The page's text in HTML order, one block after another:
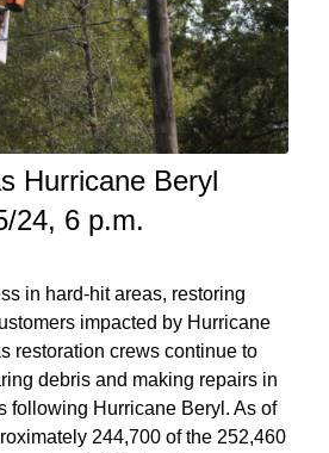
Hurricane Beryl
24, 6 p.m.
in hard-hit areas, restoring
impacted by Hurricane
restoration crews continue to
debris and making repairs in
following Hurricane Beryl. As of
244,700 of the 252,460